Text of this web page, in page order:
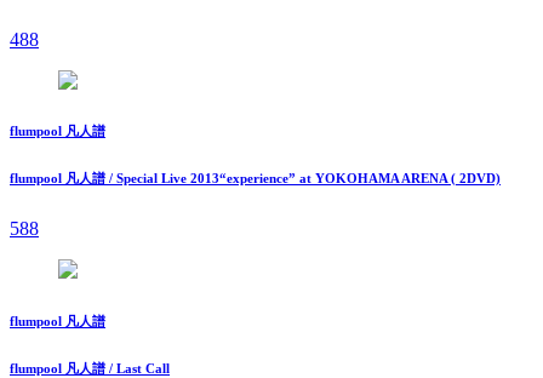
488
flumpool 凡人譜
flumpool 凡人譜 / Special Live 2013“experience” at YOKOHAMA ARENA ( 2DVD)
588
flumpool 凡人譜
flumpool 凡人譜 / Last Call